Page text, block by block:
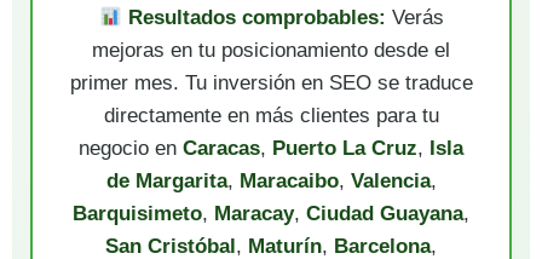
Resultados comprobables: Verás
mejoras en tu posicionamiento desde el
primer mes. Tu inversión en SEO se traduce
directamente en más clientes para tu
negocio en Caracas, Puerto La Cruz, Isla
de Margarita, Maracaibo, Valencia,
Barquisimeto, Maracay, Ciudad Guayana,
San Cristóbal, Maturín, Barcelona,